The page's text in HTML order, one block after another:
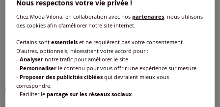
Soutien-gorge de maintien, confort et
mode
Réf : 144.208.049 3.3/ 5- 6avis
Couleur :café au lait
Nous respectons votre vie privée !
Chez Moda Vilona, en collaboration avec nospartenaires, nous utilisons
des cookies afin d'améliorer notre site internet.
Certains sontessentiels et ne requièrent pas votre consentement.
D'autres, optionnels, nécessitent votre accord pour :
-Analyser notre trafic pour améliorer le site.
- Personnaliser le contenu pour vous offrir une expérience sur mesure.
- Proposer des publicités ciblées qui devraient mieux vous
correspondre.
- Faciliter lepartage sur les réseaux sociaux.